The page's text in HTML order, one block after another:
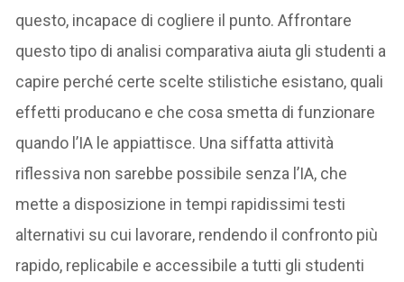
questo, incapace di cogliere il punto. Affrontare
questo tipo di analisi comparativa aiuta gli studenti a
capire perché certe scelte stilistiche esistano, quali
effetti producano e che cosa smetta di funzionare
quando l’IA le appiattisce. Una siffatta attività
riflessiva non sarebbe possibile senza l’IA, che
mette a disposizione in tempi rapidissimi testi
alternativi su cui lavorare, rendendo il confronto più
rapido, replicabile e accessibile a tutti gli studenti